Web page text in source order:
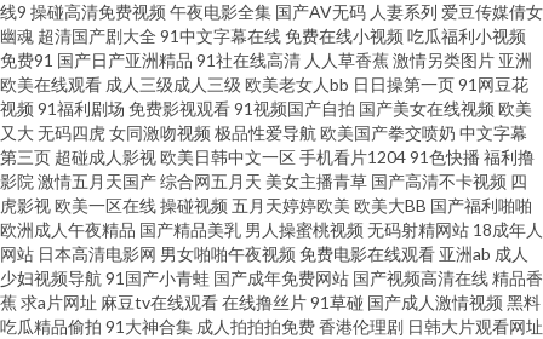
人妻丝袜性爱 91熟女露脸视频 超踫成人91 精品人妻人人草 欧美肏屄小视频
日韩av首页 午夜久久无码 97超碰资源站 福利社体验三分钟 久久精品黄色 青
青操人妻 亚洲国产欧美另类 91在线破处 成人a在线网观看 久草香蕉 五月天三
级网址 91免费观看视频 www99视频 国产高清免费视频 久草免费欧美 日本人
妻熟妇 亚洲口工视频网址 91黄色下载 www东京热 黄色网入口站链接 人人操
人人妻 五月天性爱网址 97去操操 成人午夜福利av 韩国做爱视频 欧美TV少妇
线9 操碰高清免费视频 午夜电影全集 国产AV无码 人妻系列 爱豆传媒倩女
幽魂 超清国产剧大全 91中文字幕在线免费在线小视频 吃瓜福利小视频
免费91 国产日产亚洲精品 91社在线高清 人人草香蕉激情另类图片 亚洲
欧美在线观看 成人三级成人三级 欧美老女人bb 日日操第一页91网豆花
视频 91福利剧场 免费影视观看91视频国产自拍 国产美女在线视频 欧美
又大 无码四虎女同激吻视频 极品性爱导航 欧美国产拳交喷奶 中文字幕
第三页 超碰成人影视欧美日韩中文一区手机看片120491色快播 福利撸
影院 激情五月天国产综合网五月天 美女主播青草 国产高清不卡视频 四
虎影视欧美一区在线操碰视频 五月天婷婷欧美 欧美大BB 国产福利啪啪
欧洲成人午夜精品 国产精品美乳 男人操蜜桃视频 无码射精网站 18成年人
网站 日本高清电影网 男女啪啪午夜视频 免费电影在线观看 亚洲ab 成人
少妇视频导航 91国产小青蛙 国产成年免费网站 国产视频高清在线精品香
蕉求a片网址 麻豆tv在线观看在线撸丝片91草碰 国产成人激情视频 黑料
吃瓜精品偷拍 91大神合集 成人拍拍拍免费香港伦理剧 日韩大片观看网址